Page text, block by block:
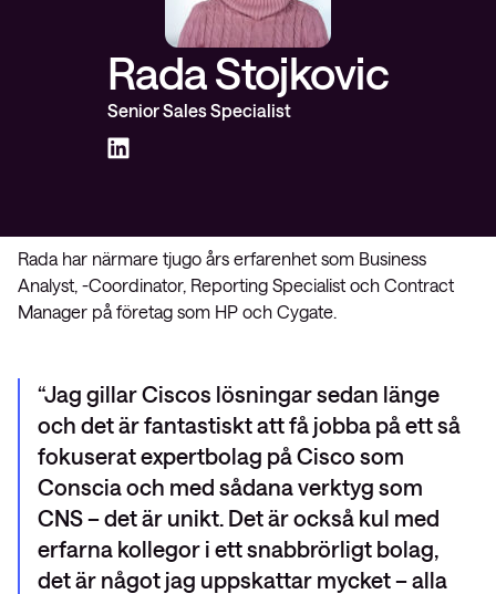
Rada Stojkovic
Senior Sales Specialist
Rada har närmare tjugo års erfarenhet som Business
Analyst, -Coordinator, Reporting Specialist och Contract
Manager på företag som HP och Cygate.
Jag gillar Ciscos lösningar sedan länge
och det är fantastiskt att få jobba på ett så
fokuserat expertbolag på Cisco som
Conscia och med sådana verktyg som
CNS – det är unikt. Det är också kul med
erfarna kollegor i ett snabbrörligt bolag,
det är något jag uppskattar mycket – alla